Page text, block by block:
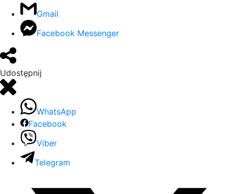
Gmail
Facebook Messenger
Udostępnij
WhatsApp
Facebook
Viber
Telegram